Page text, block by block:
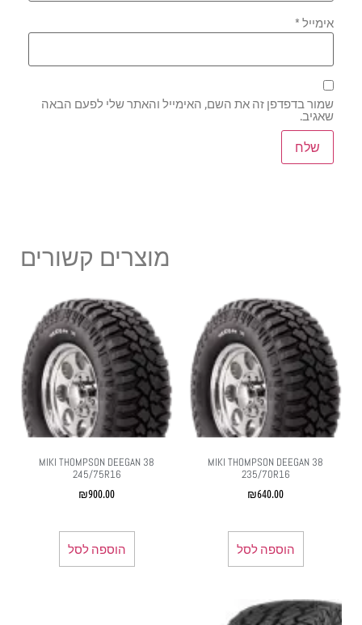
אימייל*
שמור בדפדפן זה את השם, האימייל והאתר שלי לפעם הבאה
שאגיב.
מוצרים קשורים
MIKI THOMPSON DEEGAN 38
235/70R16
₪640.00
הוספה לסל
MIKI THOMPSON DEEGAN 38
245/75R16
₪900.00
הוספה לסל